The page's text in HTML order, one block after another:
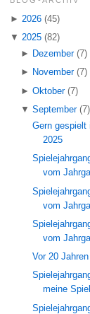
► 2026 (45)
▼ 2025 (82)
►
Dezember (7)
►
November (7)
►Oktober (7)
▼September (7)
Gern gespielt
2025
vom
vom
vom
Vor 20
meine